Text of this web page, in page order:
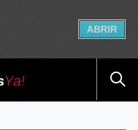
ABRIR